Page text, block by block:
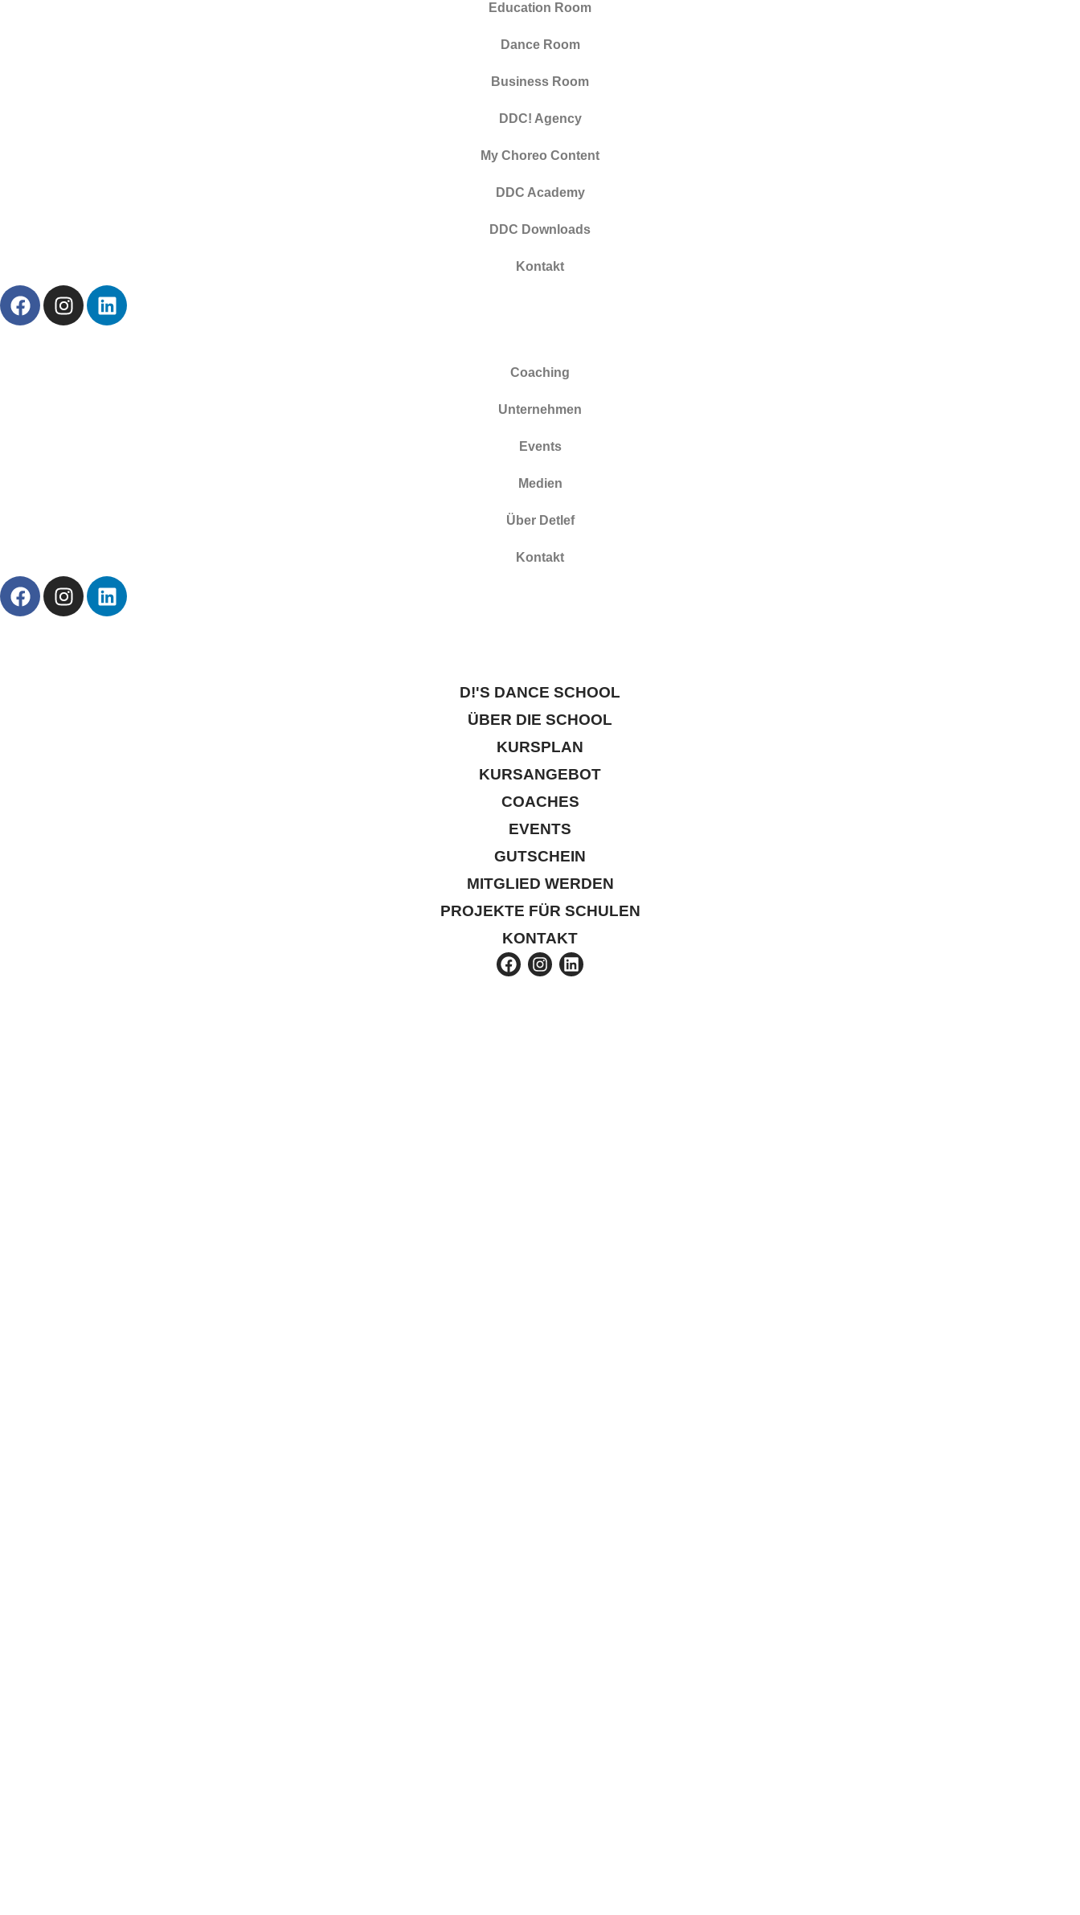
Education Room
Dance Room
Business Room
DDC! Agency
My Choreo Content
DDC Academy
DDC Downloads
Kontakt
Coaching
Unternehmen
Events
Medien
Über Detlef
Kontakt
D!'S DANCE SCHOOL
ÜBER DIE SCHOOL
KURSPLAN
KURSANGEBOT
COACHES
EVENTS
GUTSCHEIN
MITGLIED WERDEN
PROJEKTE FÜR SCHULEN
KONTAKT